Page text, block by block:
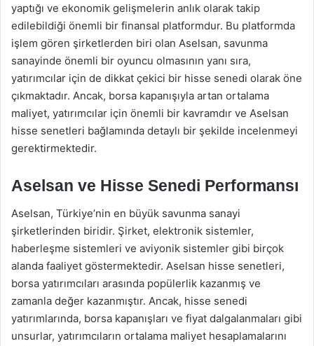
yaptığı ve ekonomik gelişmelerin anlık olarak takip
edilebildiği önemli bir finansal platformdur. Bu platformda
işlem gören şirketlerden biri olan Aselsan, savunma
sanayinde önemli bir oyuncu olmasının yanı sıra,
yatırımcılar için de dikkat çekici bir hisse senedi olarak öne
çıkmaktadır. Ancak, borsa kapanışıyla artan ortalama
maliyet, yatırımcılar için önemli bir kavramdır ve Aselsan
hisse senetleri bağlamında detaylı bir şekilde incelenmeyi
gerektirmektedir.
Aselsan ve Hisse Senedi Performansı
Aselsan, Türkiye’nin en büyük savunma sanayi
şirketlerinden biridir. Şirket, elektronik sistemler,
haberleşme sistemleri ve aviyonik sistemler gibi birçok
alanda faaliyet göstermektedir. Aselsan hisse senetleri,
borsa yatırımcıları arasında popülerlik kazanmış ve
zamanla değer kazanmıştır. Ancak, hisse senedi
yatırımlarında, borsa kapanışları ve fiyat dalgalanmaları gibi
unsurlar, yatırımcıların ortalama maliyet hesaplamalarını